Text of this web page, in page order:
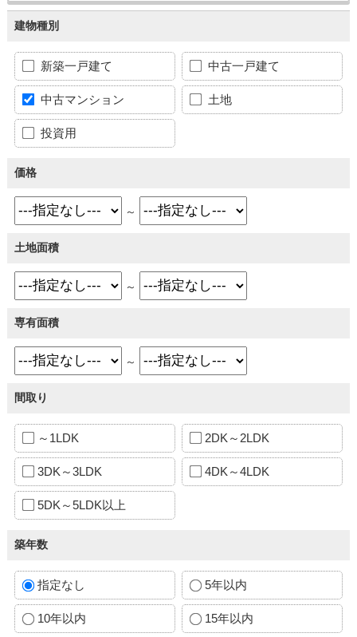
建物種別
新築一戸建て 中古一戸建て
中古マンション 土地
投資用
価格
～
土地面積
～
専有面積
～
間取り
～1LDK 2DK～2LDK
3DK～3LDK 4DK～4LDK
5DK～5LDK以上
築年数
指定なし 5年以内
10年以内 15年以内